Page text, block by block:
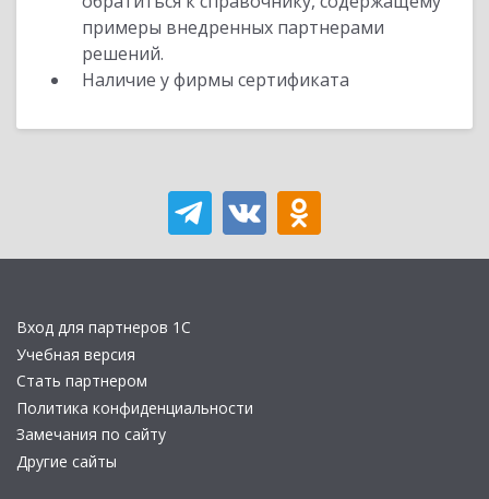
примеры внедренных партнерами
решений.
Наличие у фирмы сертификата
Вход для партнеров 1С
Учебная версия
Стать партнером
Политика конфиденциальности
Замечания по сайту
Другие сайты